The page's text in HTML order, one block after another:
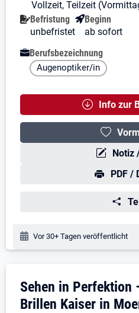
Vollzeit, Teilzeit
Befristung
unbefristet
Beginn
ab sofort
Berufsbezeichnung
Augenoptiker/in
Info zur
Notiz
PDF /
Veröffentlichungsdatum:
Vor 30+ Tagen veröffentlicht
Stellenbeschreibung
Sehen in Perfektion
Brillen Kaiser in